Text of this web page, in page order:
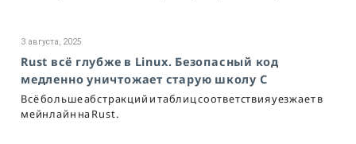
3 августа, 2025
Rust всё глубже в Linux. Безопасный код
медленно уничтожает старую школу C
Всё больше абстракций и таблиц соответствия уезжает в
мейнлайн на Rust.